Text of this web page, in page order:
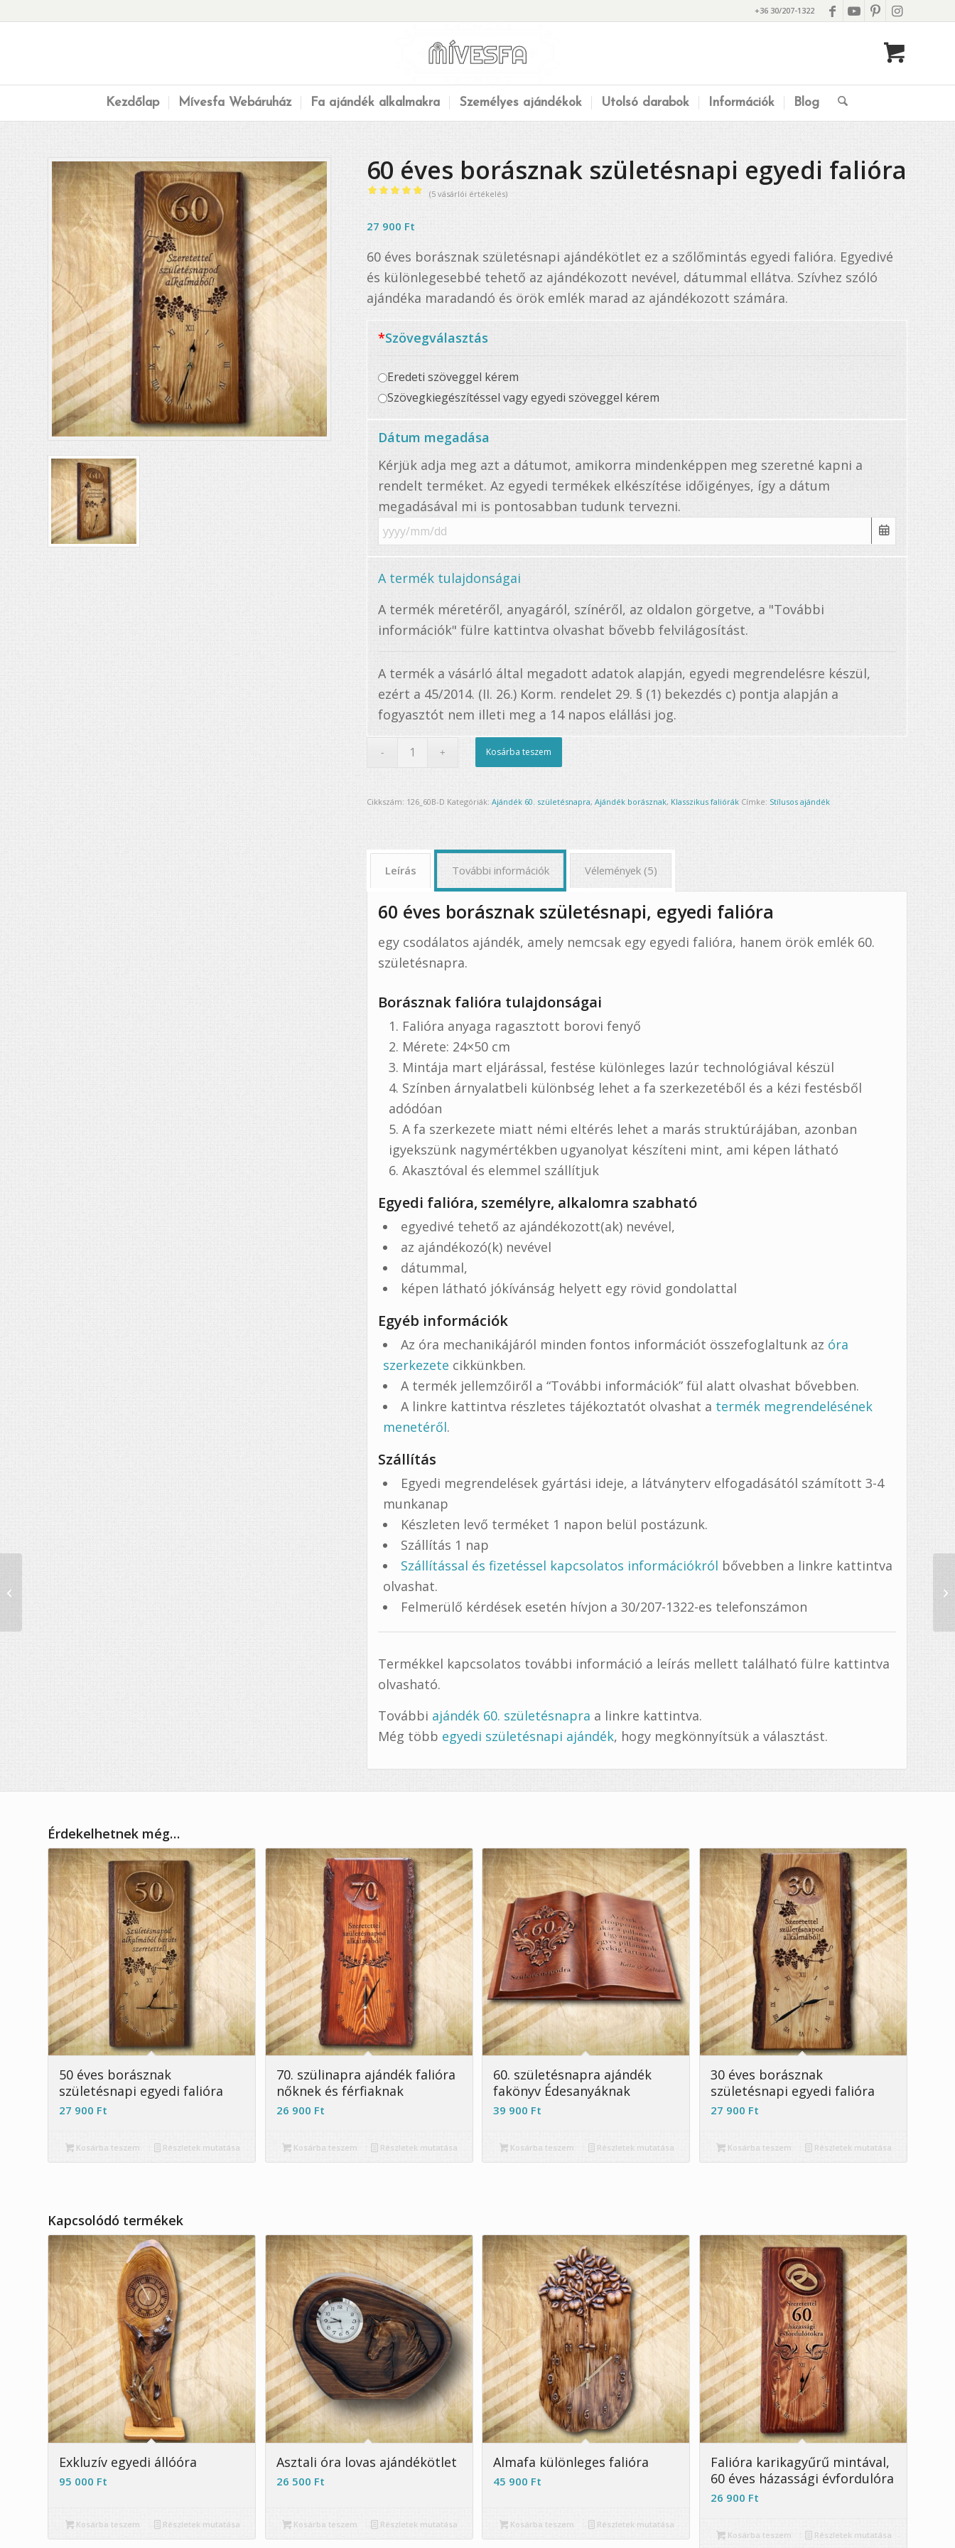
+36 30/207-1322
Kezdőlap Mívesfa Webáruház Fa ajándék alkalmakra Személyes ajándékok Utolsó darabok Információk Blog
60 éves borásznak születésnapi egyedi falióra
5.00az 5-
5
értékelés
alapján
(5 vásárlói értékelés)
27 900 Ft
60 éves borásznak születésnapi ajándékötlet ez a szőlőmintás egyedi falióra. Egyedivé
és különlegesebbé tehető az ajándékozott nevével, dátummal ellátva. Szívhez szóló
ajándéka maradandó és örök emlék marad az ajándékozott számára.
*Szövegválasztás
Eredeti szöveggel kérem
Szövegkiegészítéssel vagy egyedi szöveggel kérem
Dátum megadása
Kérjük adja meg azt a dátumot, amikorra mindenképpen meg szeretné kapni a
rendelt terméket. Az egyedi termékek elkészítése időigényes, így a dátum
megadásával mi is pontosabban tudunk tervezni.
A termék tulajdonságai
A termék méretéről, anyagáról, színéről, az oldalon görgetve, a "További
információk" fülre kattintva olvashat bővebb felvilágosítást.
A termék a vásárló által megadott adatok alapján, egyedi megrendelésre készül,
ezért a 45/2014. (II. 26.) Korm. rendelet 29. § (1) bekezdés c) pontja alapján a
fogyasztót nem illeti meg a 14 napos elállási jog.
Kosárba teszem
Cikkszám: 126_60B-D Kategóriák:Ajándék 60. születésnapra,Ajándék borásznak, Klasszikus faliórák Címke: Stílusos ajándék
Leírás További információk Vélemények (5)
60 éves borásznak születésnapi, egyedi falióra
egy csodálatos ajándék, amely nemcsak egy egyedi falióra, hanem örök emlék 60.
születésnapra.
Borásznak falióra tulajdonságai
Falióra anyaga ragasztott borovi fenyő
Mérete: 24×50 cm
Mintája mart eljárással, festése különleges lazúr technológiával készül
Színben árnyalatbeli különbség lehet a fa szerkezetéből és a kézi festésből
adódóan
A fa szerkezete miatt némi eltérés lehet a marás struktúrájában, azonban
igyekszünk nagymértékben ugyanolyat készíteni mint, ami képen látható
Akasztóval és elemmel szállítjuk
Egyedi falióra, személyre, alkalomra szabható
egyedivé tehető az ajándékozott(ak) nevével,
az ajándékozó(k) nevével
dátummal,
képen látható jókívánság helyett egy rövid gondolattal
Egyéb információk
Az óra mechanikájáról minden fontos információt összefoglaltunk az óra
szerkezete cikkünkben.
A termék jellemzőiről a “További információk” fül alatt olvashat bővebben.
A linkre kattintva részletes tájékoztatót olvashat a termék megrendelésének
menetéről.
Szállítás
Egyedi megrendelések gyártási ideje, a látványterv elfogadásától számított 3-4
munkanap
Készleten levő terméket 1 napon belül postázunk.
Szállítás 1 nap
Szállítással és fizetéssel kapcsolatos információkról bővebben a linkre kattintva
olvashat.
Felmerülő kérdések esetén hívjon a 30/207-1322-es telefonszámon
Termékkel kapcsolatos további információ a leírás mellett található fülre kattintva
olvasható.
További ajándék 60. születésnapra a linkre kattintva.
Még több egyedi születésnapi ajándék, hogy megkönnyítsük a választást.
Érdekelhetnek még…
5.00
50 éves borásznak
születésnapi egyedi falióra
27 900 Ft
Kosárba teszem Részletek mutatása
5.00
70. szülinapra ajándék falióra
nőknek és férfiaknak
26 900 Ft
Kosárba teszem Részletek mutatása
5.00
60. születésnapra ajándék
fakönyv Édesanyáknak
39 900 Ft
Kosárba teszem Részletek mutatása
30 éves borásznak
születésnapi egyedi falióra
27 900 Ft
Kosárba teszem Részletek mutatása
Kapcsolódó termékek
Exkluzív egyedi állóóra
95 000 Ft
Kosárba teszem Részletek mutatása
5.00
Asztali óra lovas ajándékötlet
26 500 Ft
Kosárba teszem Részletek mutatása
5.00
Almafa különleges falióra
45 900 Ft
Kosárba teszem Részletek mutatása
4.89
Falióra karikagyűrű mintával,
60 éves házassági évfordulóra
26 900 Ft
Kosárba teszem Részletek mutatása